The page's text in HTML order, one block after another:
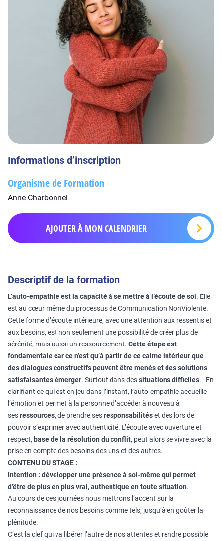
Informations d’inscription
Organisme de Formation
Anne Charbonnel
AJOUTER À MON CALENDRIER
Descriptif de la formation
L’auto-empathie est la capacité à se mettre à l’écoute de soi. Elle
est au cœur même du processus de Communication NonViolente.
Cette forme d’écoute intérieure, avec une attention aux ressentis et
aux besoins, est non seulement une possibilité de créer plus de
sérénité, mais aussi un ressourcement. Cette étape est
fondamentale car ce n’est qu’à partir de ce calme intérieur que
des dialogues constructifs peuvent être menés et des solutions
satisfaisantes émerger. Surtout dans dessituations difficiles. En
clarifiant ce qui est en jeu dans l’instant, l’auto-empathie accueille
l’émotion et permet à la personne d’accéder à nouveau à
sesressources, de prendre sesresponsabilitéset dès lors de
pouvoir s’exprimer avec authenticité. L’écoute avec ouverture et
respect, base de la résolution du conflit, peut alors se vivre avec la
prise en compte des besoins des uns et des autres.
CONTENU DU STAGE :
Intention : développer une présence à soi-même qui permet
d’être de plus en plus vrai, authentique en toute situation.
Au cours de ces journées nous mettrons l’accent sur la
reconnaissance de nos besoins comme tels, jusqu’à en goûter la
plénitude.
C’est la clef qui va libérer l’autre de nos attentes et rendre possible